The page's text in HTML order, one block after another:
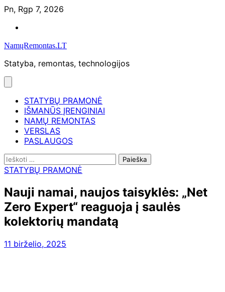
Skip
content
Pn, Rgp 7, 2026
NamųRemontas.LT
Statyba, remontas, technologijos
STATYBŲ PRAMONĖ
IŠMANŪS ĮRENGINIAI
NAMŲ REMONTAS
VERSLAS
PASLAUGOS
Ieškoti:
STATYBŲ PRAMONĖ
Nauji namai, naujos taisyklės: „Net
Zero Expert“ reaguoja į saulės
kolektorių mandatą
11 birželio, 2025